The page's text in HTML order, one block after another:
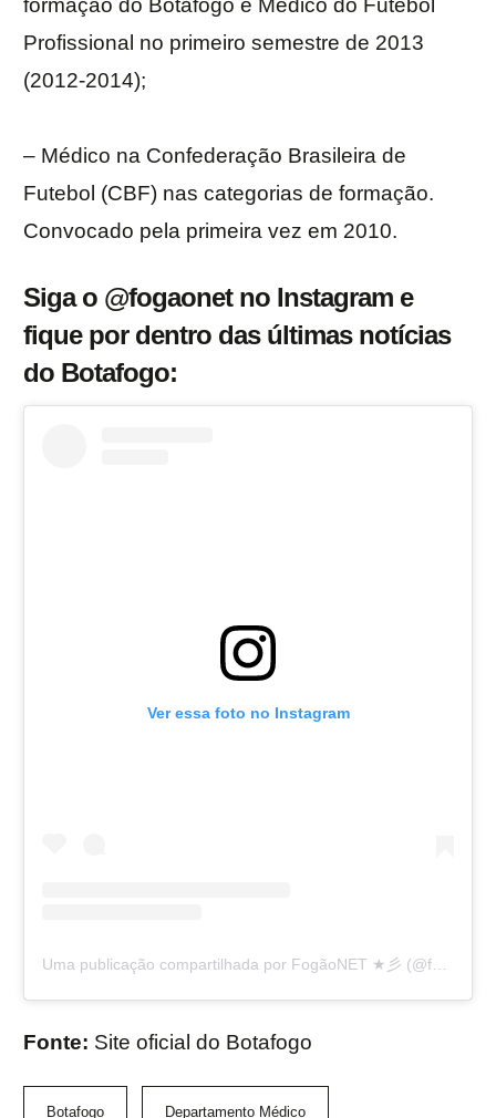
formação do Botafogo e Médico do Futebol
Profissional no primeiro semestre de 2013
(2012-2014);
– Médico na Confederação Brasileira de
Futebol (CBF) nas categorias de formação.
Convocado pela primeira vez em 2010.
Siga o @fogaonet no Instagram e
fique por dentro das últimas notícias
do Botafogo:
Ver essa foto no Instagram
Uma publicação compartilhada por FogãoNET ★彡 (@fogaonet)
Fonte: Site oficial do Botafogo
Botafogo Departamento Médico